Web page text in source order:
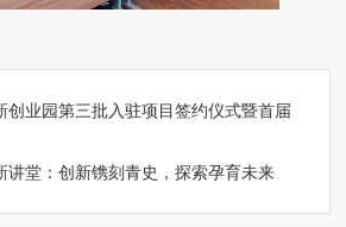
创业园第三批入驻项目签约仪式暨首届
讲堂：创新镌刻青史，探索孕育未来